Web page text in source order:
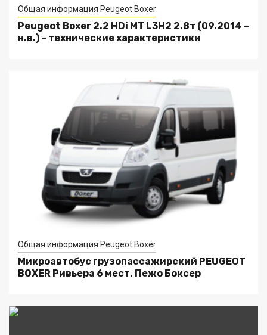
Общая информация Peugeot Boxer
Peugeot Boxer 2.2 HDi MT L3H2 2.8т (09.2014 –
н.в.) – технические характеристики
Общая информация Peugeot Boxer
Микроавтобус грузопассажирский PEUGEOT
BOXER Ривьера 6 мест. Пежо Боксер